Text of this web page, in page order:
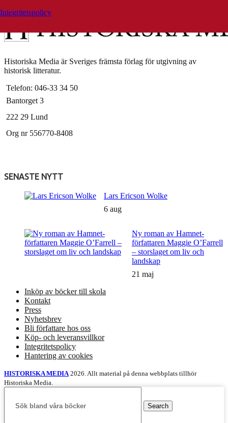
Integritetspolicy
Historiska Media är Sveriges främsta förlag för utgivning av
historisk litteratur.
Telefon: 046-33 34 50
Bantorget 3
222 29 Lund
Org nr 556770-8408
SENASTE NYTT
Lars Ericson Wolke
6 aug
Ny roman av Hamnet-
författaren Maggie O’Farrell
– storslaget om liv och
landskap
21 maj
Inköp av böcker till skola
Kontakt
Press
Nyhetsbrev
Bli författare hos oss
Köp- och leveransvillkor
Integritetspolicy
Hantering av cookies
HISTORISKA MEDIA 2026. Allt material på denna webbplats tillhör
Historiska Media.
Search